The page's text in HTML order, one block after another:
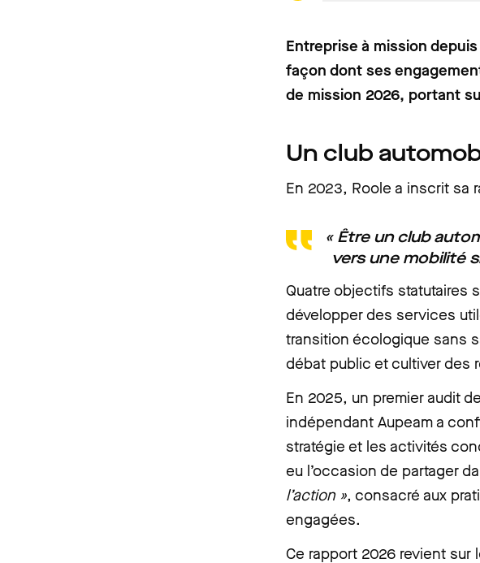
Entreprise à mission
façon dont ses
de mission 2026, portant
Un club
En 2023, Roole a inscrit sa
« Être un club
vers une mobilité
Quatre objectifs statutaires
développer des services
transition écologique sans
débat public et cultiver des
En 2025, un premier audit
indépendant Aupeam a
stratégie et les activités
eu l’occasion de partager
l’action », consacré aux
engagées.
Ce rapport 2026 revient sur